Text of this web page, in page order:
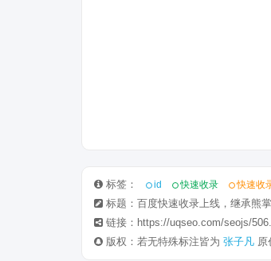
标签： id 快速收录 快速收
标题：百度快速收录上线，继承熊
链接：https://uqseo.com/seojs/
版权：若无特殊标注皆为 张子凡 原